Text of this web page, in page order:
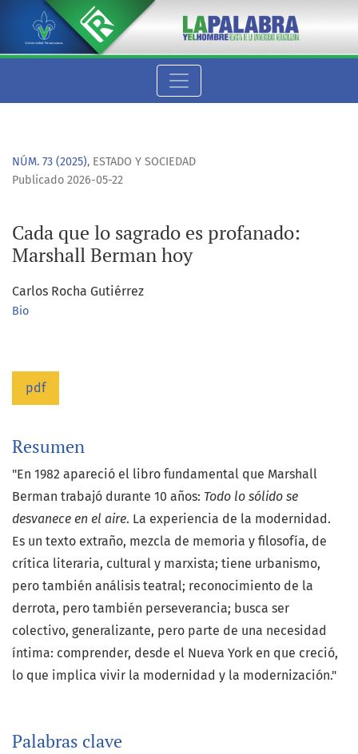
Cada que lo sagrado es profanado: Marshall Berman hoy
NÚM. 73 (2025), ESTADO Y SOCIEDAD
Cada que lo sagrado es profanado:
Marshall Berman hoy
Publicado 2026-05-22
Carlos Rocha Gutiérrez
Bio
pdf
Palabras clave
Resumen
"En 1982 apareció el libro fundamental que Marshall
Berman trabajó durante 10 años: Todo lo sólido se
desvanece en el aire. La experiencia de la modernidad.
Es un texto extraño, mezcla de memoria y filosofía, de
crítica literaria, cultural y marxista; tiene urbanismo,
pero también análisis teatral; reconocimiento de la
derrota, pero también perseverancia; busca ser
colectivo, generalizante, pero parte de una necesidad
íntima: comprender, desde el Nueva York en que creció,
lo que implica vivir la modernidad y la modernización."